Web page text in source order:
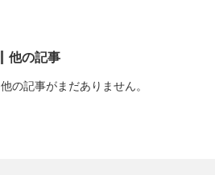
他の記事
他の記事がまだありません。